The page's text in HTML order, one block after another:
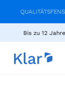
Bis zu 12